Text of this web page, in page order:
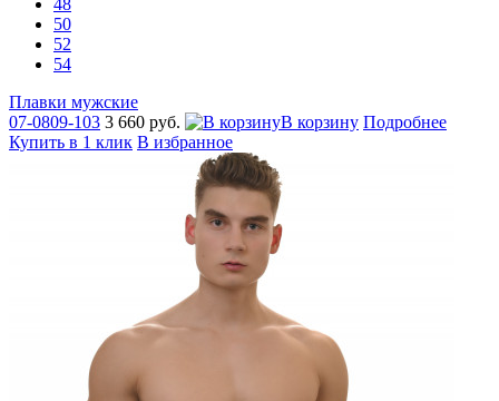
50
52
54
Плавки мужские
07-0809-103 3 660 руб. В корзину Подробнее
Купить в 1 клик В избранное